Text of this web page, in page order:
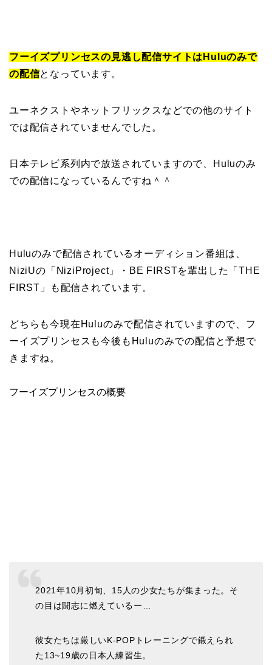
フーイズプリンセスの見逃し配信サイトはHuluのみで
の配信となっています。
ユーネクストやネットフリックスなどでの他のサイト
では配信されていませんでした。
日本テレビ系列内で放送されていますので、Huluのみ
での配信になっているんですね＾＾
Huluのみで配信されているオーディション番組は、
NiziUの「NiziProject」・BE FIRSTを輩出した「THE
FIRST」も配信されています。
どちらも今現在Huluのみで配信されていますので、フ
ーイズプリンセスも今後もHuluのみでの配信と予想で
きますね。
フーイズプリンセスの概要
2021年10⽉初旬、15⼈の少⼥たちが集まった。そ
の⽬は闘志に燃えているー…
彼⼥たちは厳しいK-POPトレーニングで鍛えられ
た13~19歳の⽇本⼈練習⽣。